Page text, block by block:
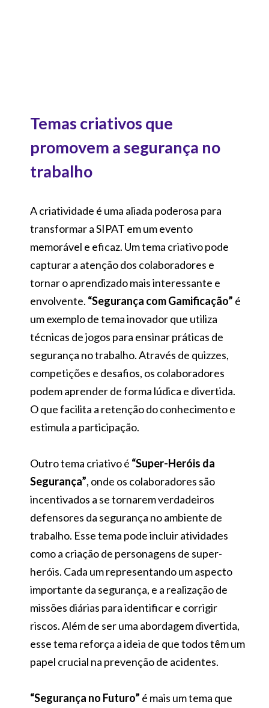
Temas criativos que
promovem a segurança no
trabalho
A criatividade é uma aliada poderosa para
transformar a SIPAT em um evento
memorável e eficaz. Um tema criativo pode
capturar a atenção dos colaboradores e
tornar o aprendizado mais interessante e
envolvente. “Segurança com Gamificação” é
um exemplo de tema inovador que utiliza
técnicas de jogos para ensinar práticas de
segurança no trabalho. Através de quizzes,
competições e desafios, os colaboradores
podem aprender de forma lúdica e divertida.
O que facilita a retenção do conhecimento e
estimula a participação.
Outro tema criativo é “Super-Heróis da
Segurança”, onde os colaboradores são
incentivados a se tornarem verdadeiros
defensores da segurança no ambiente de
trabalho. Esse tema pode incluir atividades
como a criação de personagens de super-
heróis. Cada um representando um aspecto
importante da segurança, e a realização de
missões diárias para identificar e corrigir
riscos. Além de ser uma abordagem divertida,
esse tema reforça a ideia de que todos têm um
papel crucial na prevenção de acidentes.
“Segurança no Futuro” é mais um tema que